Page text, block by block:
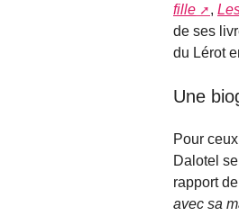
fille
,
de ses
du Lérot
Une
Pour
Dalotel
rapport
avec sa